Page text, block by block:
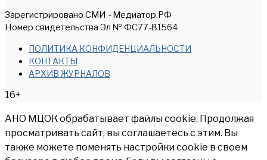
Зарегистрировано СМИ - Медиатор.РФ
Номер свидетельства Эл № ФС77-81564
ПОЛИТИКА КОНФИДЕНЦИАЛЬНОСТИ
КОНТАКТЫ
АРХИВ ЖУРНАЛОВ
16+
АНО МЦОК обрабатывает файлы cookie. Продолжая
просматривать сайт, вы соглашаетесь с этим. Вы
также можете поменять настройки cookie в своем